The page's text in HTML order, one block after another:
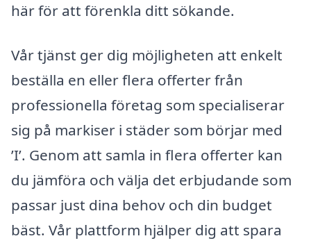
här för att förenkla ditt sökande.
Vår tjänst ger dig möjligheten att enkelt
beställa en eller flera offerter från
professionella företag som specialiserar
sig på markiser i städer som börjar med
’I’. Genom att samla in flera offerter kan
du jämföra och välja det erbjudande som
passar just dina behov och din budget
bäst. Vår plattform hjälper dig att spara